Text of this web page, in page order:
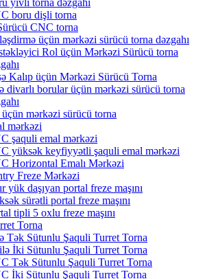
yivli torna dəzgahı
boru dişli torna
CNC torna
üçün mərkəzi sürücü torna dəzgahı
Rol üçün Mərkəzi Sürücü torna
Kalıp üçün Mərkəzi Sürücü Torna
divarlı borular üçün mərkəzi sürücü torna
mərkəzi sürücü torna
mərkəzi
şaquli emal mərkəzi
yüksək keyfiyyətli şaquli emal mərkəzi
Horizontal Emalı Mərkəzi
Freze Mərkəzi
yük daşıyan portal freze maşını
sürətli portal freze maşını
tipli 5 oxlu freze maşını
Torna
Tək Sütunlu Şaquli Turret Torna
İki Sütunlu Şaquli Turret Torna
Tək Sütunlu Şaquli Turret Torna
İki Sütunlu Şaquli Turret Torna